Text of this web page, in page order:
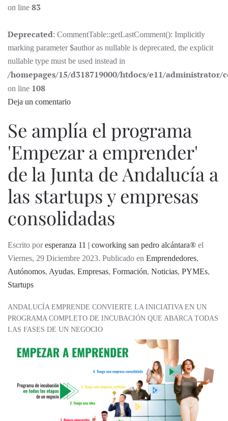
on line 83
Deprecated: CommentTable::getLastComment(): Implicitly
marking parameter $author as nullable is deprecated, the explicit
nullable type must be used instead in
/homepages/15/d318719000/htdocs/e11/
on line 108
Deja un comentario
Se amplía el programa
'Empezar a emprender'
de la Junta de Andalucía a
las startups y empresas
consolidadas
Escrito poresperanza 11 | coworking san pedro alcántara® el
Viernes, 29 Diciembre 2023. Publicado en Emprendedores,
Autónomos, Ayudas, Empresas, Formación, Noticias, PYMEs,
Startups
ANDALUCÍA EMPRENDE CONVIERTE LA INICIATIVA EN UN
PROGRAMA COMPLETO DE INCUBACIÓN QUE ABARCA TODAS
LAS FASES DE UN NEGOCIO